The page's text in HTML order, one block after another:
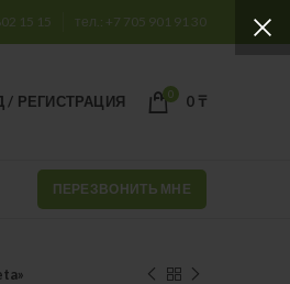
15 15 тел.: +7 705 901 91 30
/ РЕГИСТРАЦИЯ 0 0 ₸
ПЕРЕЗВОНИТЬ МНЕ